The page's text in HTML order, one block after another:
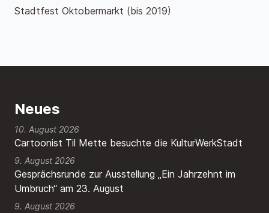
Stadtfest Oktobermarkt (bis 2019)
Neues
Cartoonist Til Mette besuchte die KulturWerkStadt
10. August 2026
Gesprächsrunde zur Ausstellung „Ein Jahrzehnt im
Umbruch“ am 23. August
9. August 2026
9. August 2026